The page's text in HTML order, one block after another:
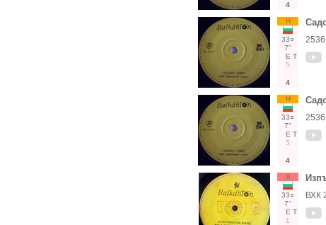
4
Н
33○
7"
Е Т
5
4
2536
Н
33○
7"
Е Т
5
4
2536
Х
33○
7"
Е Т
1
ВХК